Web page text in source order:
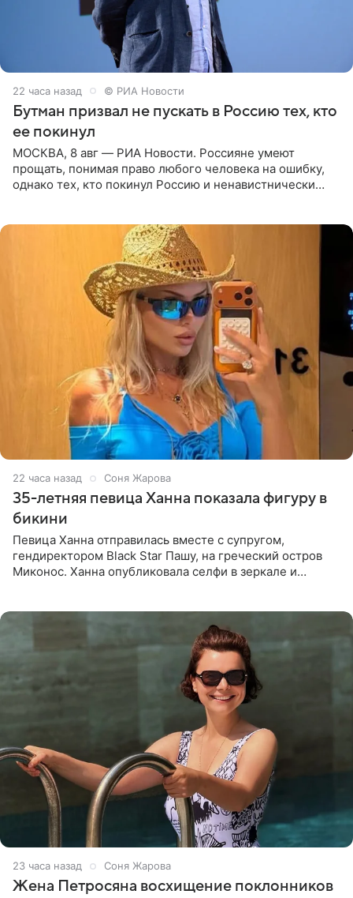
22 часа назад © РИА Новости
Бутман призвал не пускать в Россию тех, кто
ее покинул
МОСКВА, 8 авг — РИА Новости. Россияне умеют
прощать, понимая право любого человека на ошибку,
однако тех, кто покинул Россию и ненавистнически
22 часа назад Соня Жарова
35-летняя певица Ханна показала фигуру в
бикини
Певица Ханна отправилась вместе с супругом,
гендиректором Black Star Пашу, на греческий остров
Миконос. Ханна опубликовала селфи в зеркале и
23 часа назад Соня Жарова
Жена Петросяна восхищение поклонников